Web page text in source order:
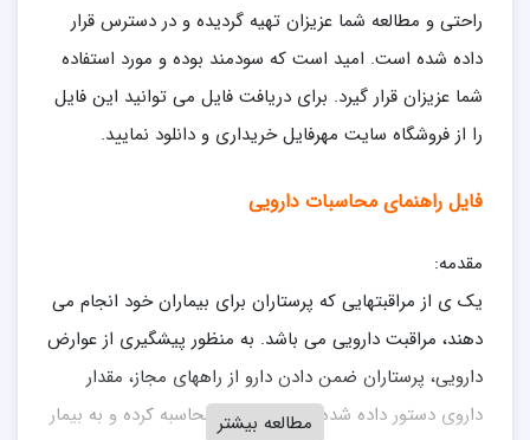
راحتی و مطالعه شما عزیزان تهیه گردیده و در دسترس قرار
داده شده است. امید است که سودمند بوده و مورد استفاده
شما عزیزان قرار گیرد. برای دریافت فایل می توانید این فایل
را از فروشگاه سایت مهرفایل خریداری و دانلود نمایید.
فایل راهنمای محاسبات دارویی
مقدمه:
یک ی از مراقبتهایی که پرستاران برای بیماران خود انجام می
دهند، مراقبت دارویی می باشد. به منظور پیشگیری از عوارض
دارویی، پرستاران ضمن دادن دارو از راههای مجاز، مقدار
داروی دستور داده شده را می بایست محاسبه کرده و به بیمار
مطالعه بیشتر